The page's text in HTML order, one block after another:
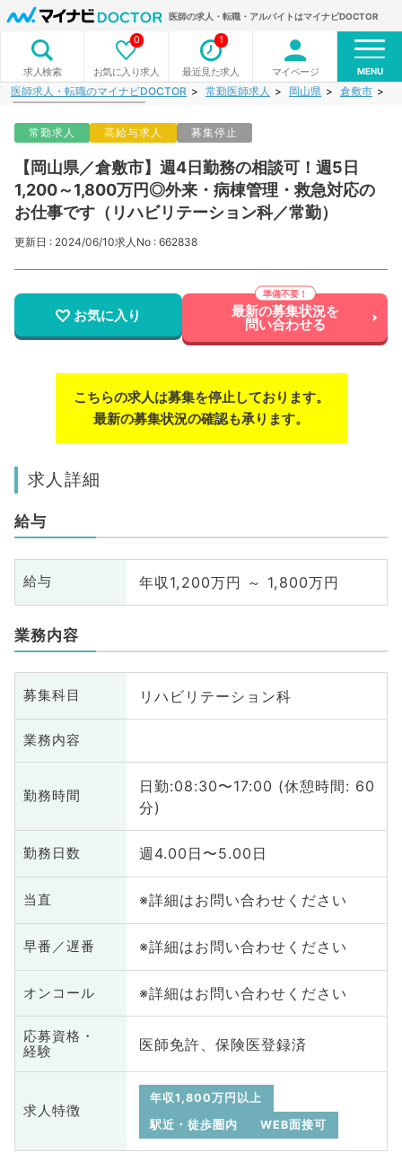
医師の求人・転職・アルバイトはマイナビDOCTOR
求人検索 お気に入り求人
0
最近見た求人
1
マイページ MENU
医師求人・転職のマイナビDOCTOR 常勤医師求人 岡山県 倉敷市
常勤求人 高給与求人 募集停止
【岡山県／倉敷市】週4日勤務の相談可！週5日
1,200～1,800万円◎外来・病棟管理・救急対応の
お仕事です（リハビリテーション科／常勤）
更新日 : 2024/06/10求人No : 662838
お気に入り 最新の募集状況を
問い合わせる
こちらの求人は募集を停止しております。
最新の募集状況の確認も承ります。
求人詳細
給与
給与 年収1,200万円 ～ 1,800万円
業務内容
募集科目 リハビリテーション科
業務内容
勤務時間
日勤:08:30〜17:00 (休憩時間: 60
分)
勤務日数 週4.00日〜5.00日
当直 ※詳細はお問い合わせください
早番／遅番 ※詳細はお問い合わせください
オンコール ※詳細はお問い合わせください
応募資格・
経験
医師免許、保険医登録済
求人特徴
年収1,800万円以上
駅近・徒歩圏内
WEB面接可